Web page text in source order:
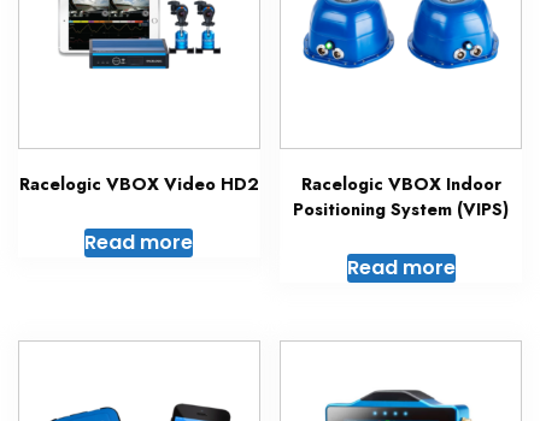
Racelogic VBOX Video HD2
Read more
Racelogic VBOX Indoor
Positioning System (VIPS)
Read more